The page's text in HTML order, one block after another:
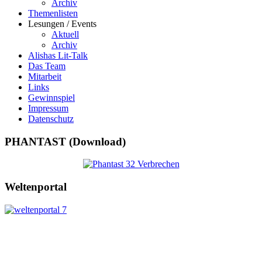
Archiv
Themenlisten
Lesungen / Events
Aktuell
Archiv
Alishas Lit-Talk
Das Team
Mitarbeit
Links
Gewinnspiel
Impressum
Datenschutz
PHANTAST (Download)
Weltenportal